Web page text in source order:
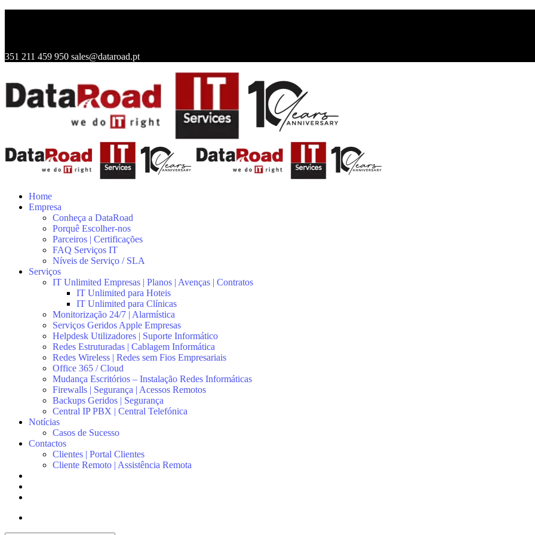
351 211 459 950 sales@dataroad.pt
Home
Empresa
Conheça a DataRoad
Porquê Escolher-nos
Parceiros | Certificações
FAQ Serviços IT
Níveis de Serviço / SLA
Serviços
IT Unlimited Empresas | Planos | Avenças | Contratos
IT Unlimited para Hoteis
IT Unlimited para Clínicas
Monitorização 24/7 | Alarmística
Serviços Geridos Apple Empresas
Helpdesk Utilizadores | Suporte Informático
Redes Estruturadas | Cablagem Informática
Redes Wireless | Redes sem Fios Empresariais
Office 365 / Cloud
Mudança Escritórios – Instalação Redes Informáticas
Firewalls | Segurança | Acessos Remotos
Backups Geridos | Segurança
Central IP PBX | Central Telefónica
Notícias
Casos de Sucesso
Contactos
Clientes | Portal Clientes
Cliente Remoto | Assistência Remota